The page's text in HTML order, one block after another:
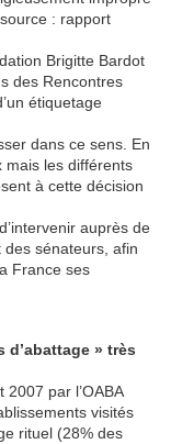
: rapport
Brigitte Bardot
des Rencontres
étiquetage
dans ce sens. En
mais les différents
à cette décision
auprès de
sénateurs, afin
France ses
d’abattage » très
par l’OABA
visités
rituel (28% des